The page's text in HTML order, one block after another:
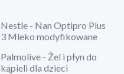
Nestle - Nan Optipro Plus
3 Mleko modyfikowane
Palmolive - Żel i płyn do
kąpieli dla dzieci